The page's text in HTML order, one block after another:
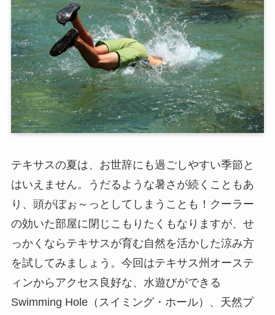
テキサスの夏は、お世辞にも過ごしやすい季節と
はいえません。うだるような暑さが続くこともあ
り、頭がぼぉ～っとしてしまうことも！クーラー
の効いた部屋に閉じこもりたくもなりますが、せ
っかくならテキサスが育む自然を活かした涼み方
を試してみましょう。今回はテキサス州オーステ
ィンからアクセス良好な、水遊びができる
Swimming Hole（スイミング・ホール）、天然プ